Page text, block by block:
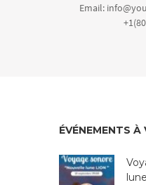
Email:
ÉVÉNEMENTS À